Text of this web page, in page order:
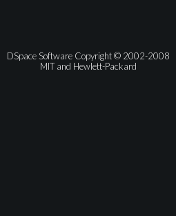
DSpace Software Copyright © 2002-2008
MIT and Hewlett-Packard